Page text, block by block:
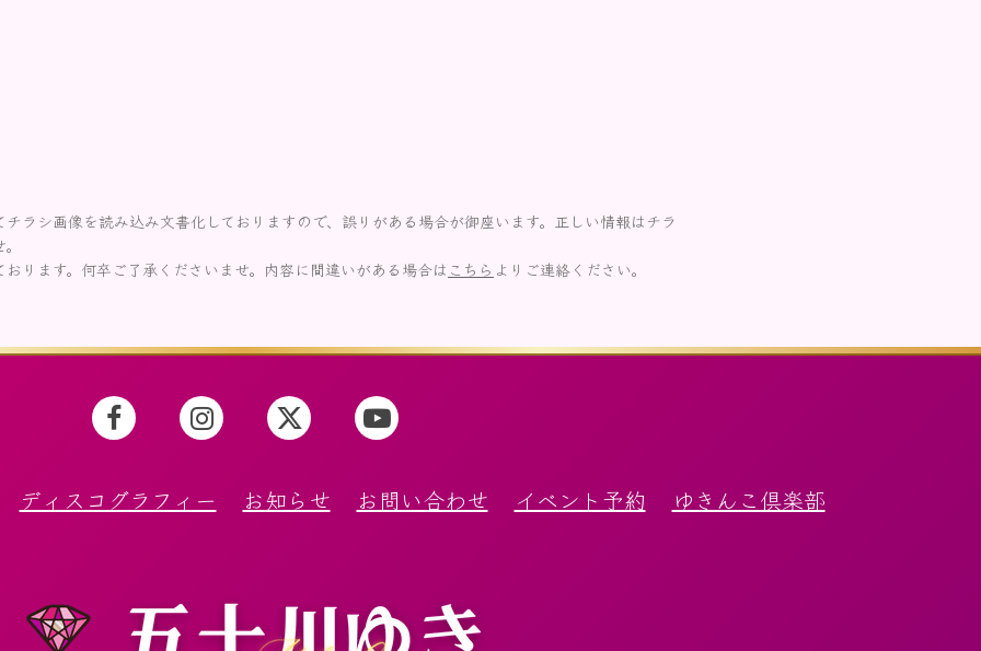
ラシ画像を読み込み文書化しておりますので、誤りがある場合が御座います。正しい情報はチラ
ります。何卒ご了承くださいませ。内容に間違いがある場合は こちら よりご連絡ください。
ディスコグラフィー お知らせ お問い合わせ イベント予約 ゆきんこ倶楽部